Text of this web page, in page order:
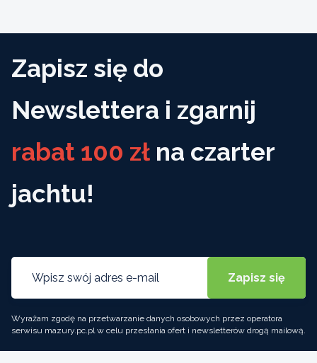
Zapisz się do
Newslettera i zgarnij
rabat 100 zł na czarter
jachtu!
Wyrażam zgodę na przetwarzanie danych osobowych przez operatora
serwisu mazury.pc.pl w celu przesłania ofert i newsletterów drogą mailową.